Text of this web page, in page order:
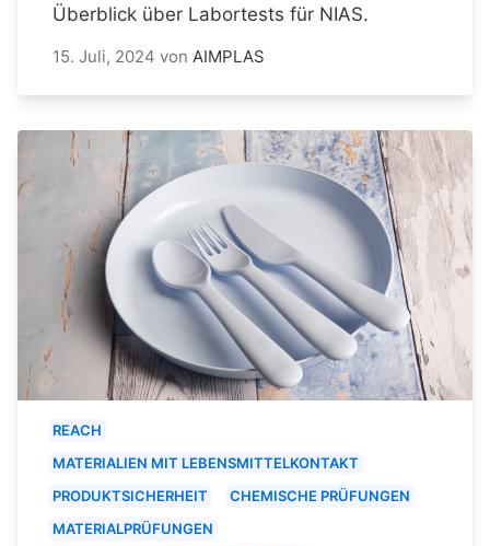
Überblick über Labortests für NIAS.
15. Juli, 2024 von AIMPLAS
REACH
MATERIALIEN MIT LEBENSMITTELKONTAKT
PRODUKTSICHERHEIT
CHEMISCHE PRÜFUNGEN
MATERIALPRÜFUNGEN